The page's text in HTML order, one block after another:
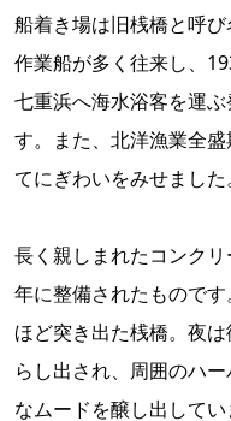
船着き場は旧桟橋と呼
作業船が多く往来し、
七重浜へ海水浴客を運
す。また、北洋漁業全
てにぎわいをみせました。
長く親しまれたコンクリ
年に整備されたもので
ほど突き出た桟橋。夜
らし出され、周囲のハ
なムードを醸し出してい